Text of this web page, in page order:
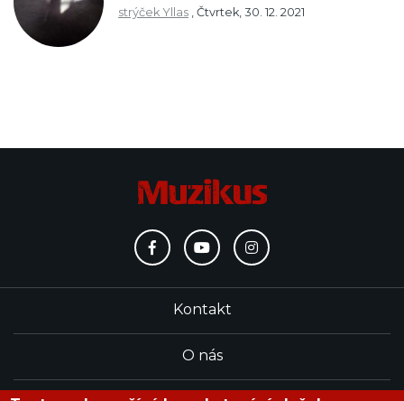
strýček Yllas Čtvrtek, 30. 12. 2021
Kontakt
O nás